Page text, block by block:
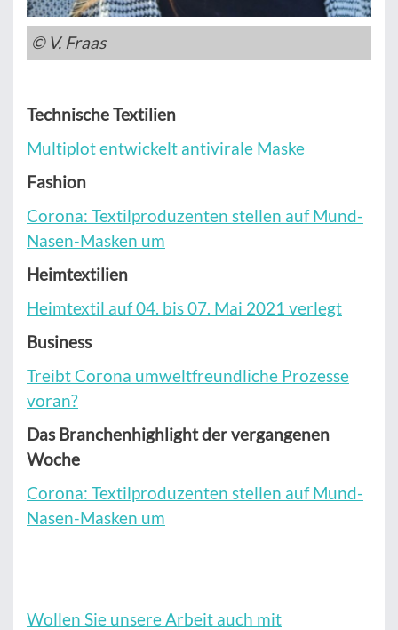
© V. Fraas
Technische Textilien
Multiplot entwickelt antivirale Maske
Fashion
Corona: Textilproduzenten stellen auf Mund-
Nasen-Masken um
Heimtextilien
Heimtextil auf 04. bis 07. Mai 2021 verlegt
Business
Treibt Corona umweltfreundliche Prozesse
voran?
Das Branchenhighlight der vergangenen
Woche
Corona: Textilproduzenten stellen auf Mund-
Nasen-Masken um
Wollen Sie unsere Arbeit auch mit